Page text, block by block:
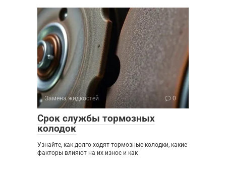
Замена жидкостей 0
Срок службы тормозных
колодок
Узнайте, как долго ходят тормозные колодки, какие
факторы влияют на их износ и как